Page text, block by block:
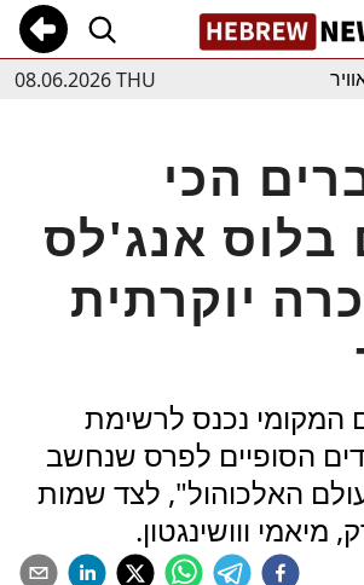
08.06.2026 THU
הכי
בלוס אנג'לס
יוקרתית
המקומי נכנס לרשימת
הסופיים לפרס שנחשב
האלכוהול", לצד שמות
מיאמי ווושינגטון.